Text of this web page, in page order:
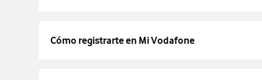
Cómo registrarte en Mi Vodafone